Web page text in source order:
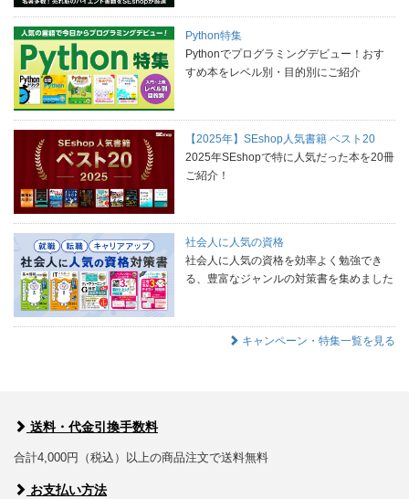
Python特集
Pythonでプログラミングデビュー！おす
すめ本をレベル別・目的別にご紹介
【2025年】SEshop人気書籍 ベスト20
2025年SEshopで特に人気だった本を20冊
ご紹介！
社会人に人気の資格
社会人に人気の資格を効率よく勉強でき
る、豊富なジャンルの対策書を集めました
キャンペーン・特集一覧を見る
送料・代金引換手数料
合計4,000円（税込）以上の商品注文で送料無料
お支払い方法